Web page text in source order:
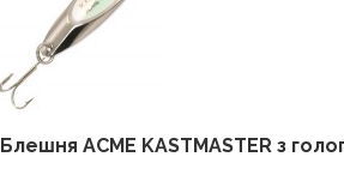
Блешня ACME KASTMASTER з